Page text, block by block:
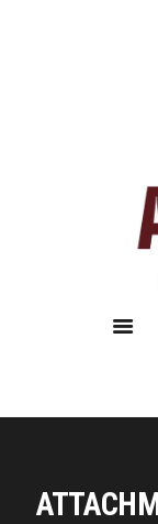
Galerie
Infos